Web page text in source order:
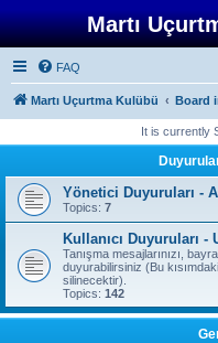
Martı
FAQ
Martı Uçurtma Kulübü Board
It is currently
Yönetici Duyuruları -
Topics: 7
Kullanıcı Duyuruları
Tanışma mesajlarınızı,
duyurabilirsiniz (Bu
silinecektir).
Topics: 142